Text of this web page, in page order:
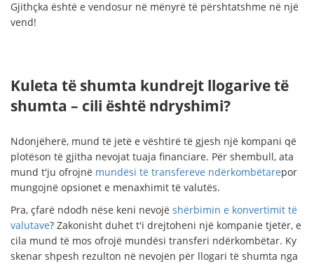
Gjithçka është e vendosur në mënyrë të përshtatshme në një
vend!
Kuleta të shumta kundrejt llogarive të
shumta – cili është ndryshimi?
Ndonjëherë, mund të jetë e vështirë të gjesh një kompani që
plotëson të gjitha nevojat tuaja financiare. Për shembull, ata
mund t'ju ofrojnë mundësi të transfereve ndërkombëtarepor
mungojnë opsionet e menaxhimit të valutës.
Pra, çfarë ndodh nëse keni nevojë shërbimin e konvertimit të
valutave? Zakonisht duhet t'i drejtoheni një kompanie tjetër, e
cila mund të mos ofrojë mundësi transferi ndërkombëtar. Ky
skenar shpesh rezulton në nevojën për llogari të shumta nga